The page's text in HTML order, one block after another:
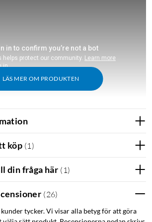
LÄS MER OM PRODUKTEN
- Packa upp och kör med ny
– installera på några få minuter
fåtal skruvar och utan sladdar.
- 2K-upplösning ger dig en realistisk
så att du kan hålla koll på vad som
- Inbyggd högtalare och mikrofon låter
köp (1 )
din fråga här ( 1 )
(26)
tycker. Vi visar alla betyg för att göra